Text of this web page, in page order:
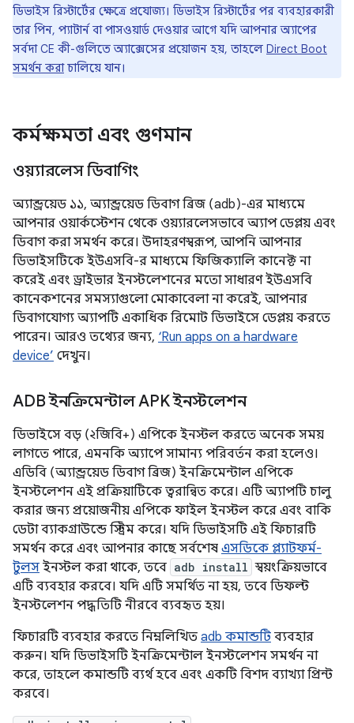
ডিভাইস রিস্টার্টের ক্ষেত্রে প্রযোজ্য। ডিভাইস রিস্টার্টের পর ব্যবহারকারী
তার পিন, প্যাটার্ন বা পাসওয়ার্ড দেওয়ার আগে যদি আপনার অ্যাপের
সর্বদা CE কী-গুলিতে অ্যাক্সেসের প্রয়োজন হয়, তাহলে Direct Boot
সমর্থন করাচালিয়ে যান।
কর্মক্ষমতা এবং গুণমান
ওয়্যারলেস ডিবাগিং
অ্যান্ড্রয়েড ১১, অ্যান্ড্রয়েড ডিবাগ ব্রিজ (adb)-এর মাধ্যমে
আপনার ওয়ার্কস্টেশন থেকে ওয়্যারলেসভাবে অ্যাপ ডেপ্লয় এবং
ডিবাগ করা সমর্থন করে। উদাহরণস্বরূপ, আপনি আপনার
ডিভাইসটিকে ইউএসবি-র মাধ্যমে ফিজিক্যালি কানেক্ট না
করেই এবং ড্রাইভার ইনস্টলেশনের মতো সাধারণ ইউএসবি
কানেকশনের সমস্যাগুলো মোকাবেলা না করেই, আপনার
ডিবাগযোগ্য অ্যাপটি একাধিক রিমোট ডিভাইসে ডেপ্লয় করতে
পারেন। আরও তথ্যের জন্য, ‘Run apps on a hardware
device’ দেখুন।
ADB ইনক্রিমেন্টাল APK ইনস্টলেশন
ডিভাইসে বড় (২জিবি+) এপিকে ইনস্টল করতে অনেক সময়
লাগতে পারে, এমনকি অ্যাপে সামান্য পরিবর্তন করা হলেও।
এডিবি (অ্যান্ড্রয়েড ডিবাগ ব্রিজ) ইনক্রিমেন্টাল এপিকে
ইনস্টলেশন এই প্রক্রিয়াটিকে ত্বরান্বিত করে। এটি অ্যাপটি চালু
করার জন্য প্রয়োজনীয় এপিকে ফাইল ইনস্টল করে এবং বাকি
ডেটা ব্যাকগ্রাউন্ডে স্ট্রিম করে। যদি ডিভাইসটি এই ফিচারটি
সমর্থন করে এবং আপনার কাছে সর্বশেষ এসডিকে প্ল্যাটফর্ম-
টুলস ইনস্টল করা থাকে, তবে adb install স্বয়ংক্রিয়ভাবে
এটি ব্যবহার করবে। যদি এটি সমর্থিত না হয়, তবে ডিফল্ট
ইনস্টলেশন পদ্ধতিটি নীরবে ব্যবহৃত হয়।
ফিচারটি ব্যবহার করতে নিম্নলিখিত adb কমান্ডটি ব্যবহার
করুন। যদি ডিভাইসটি ইনক্রিমেন্টাল ইনস্টলেশন সমর্থন না
করে, তাহলে কমান্ডটি ব্যর্থ হবে এবং একটি বিশদ ব্যাখ্যা প্রিন্ট
করবে।